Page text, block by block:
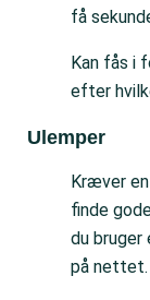
få
Kan fås i
efter
Ulemper
Kræver
finde
du bruger
på nettet.